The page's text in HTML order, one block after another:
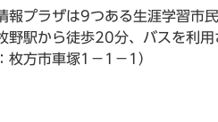
報プラザは9つある生涯学習市
野駅から徒歩20分、バスを利
枚方市車塚1－1－1）